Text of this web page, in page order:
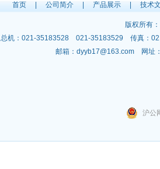
首页| 公司简介| 产品展示| 技术
版权所有：
总机：021-35183528 021-35183529 传真：
邮箱： dyyb17@163.com 网址
沪公